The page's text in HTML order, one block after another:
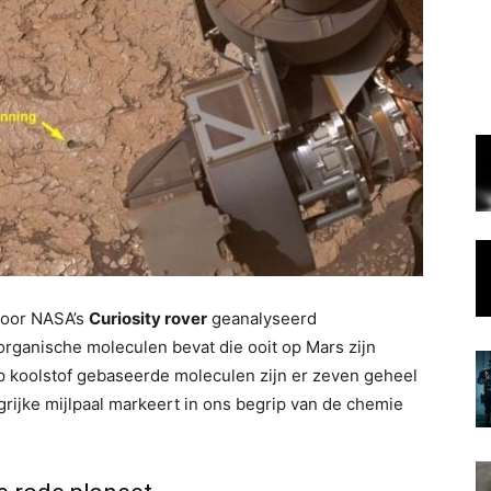
NASA’s Curiosity rover geanalyseerd
moleculen bevat die ooit op Mars zijn
gebaseerde moleculen zijn er zeven geheel
mijlpaal markeert in ons begrip van de chemie